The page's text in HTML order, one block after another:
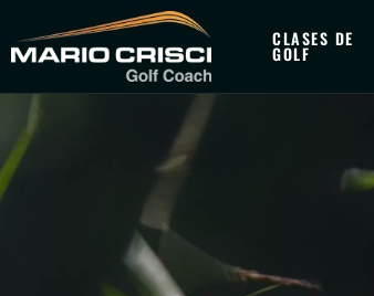
CLASES DE
GOLF